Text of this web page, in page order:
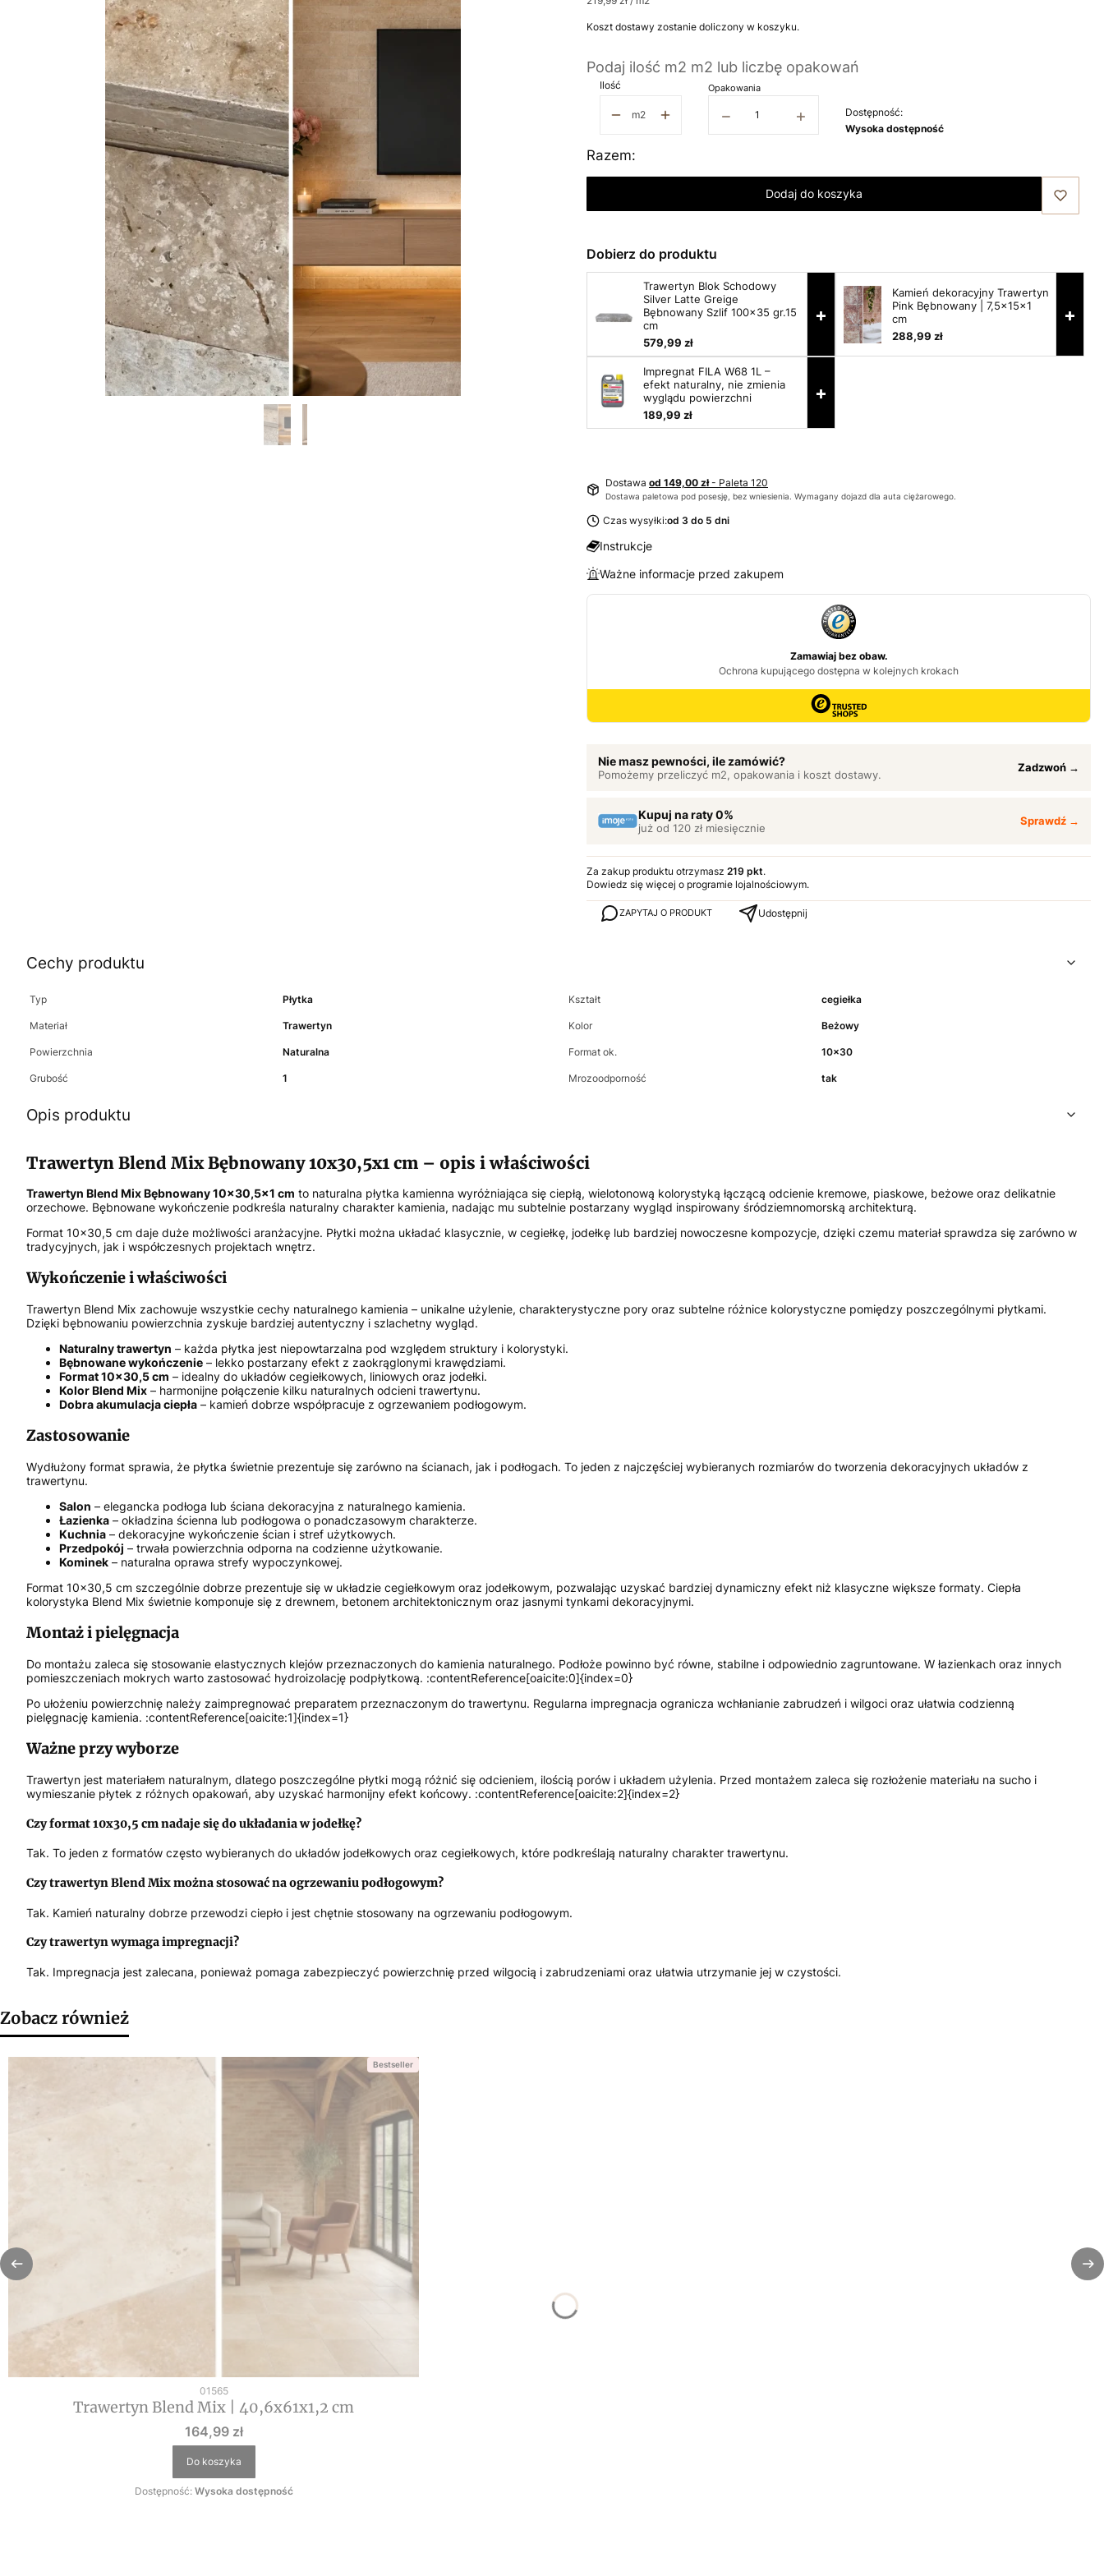
Koszt dostawy zostanie doliczony w koszyku.
Podaj ilość m2 m2 lub liczbę opakowań
Ilość
m2
Opakowania
− +
Dostępność:
Wysoka dostępność
Razem:
Dodaj do koszyka
Dobierz do produktu
Trawertyn Blok Schodowy
Silver Latte Greige
Bębnowany Szlif 100x35 gr.15
cm
579,99 zł
+
Kamień dekoracyjny Trawertyn
Pink Bębnowany | 7,5x15x1
cm
288,99 zł
+
Impregnat FILA W68 1L –
efekt naturalny, nie zmienia
wyglądu powierzchni
189,99 zł
+
Dostawa od 149,00 zł- Paleta 120
Dostawa paletowa pod posesję, bez wniesienia. Wymagany dojazd dla auta ciężarowego.
Czas wysyłki:od 3 do 5 dni
Instrukcje
Ważne informacje przed zakupem
Nie masz pewności, ile zamówić?
Pomożemy przeliczyć m2, opakowania i koszt dostawy.
Zadzwoń →
Kupuj na raty 0%
już od 120 zł miesięcznie
Sprawdź →
Za zakup produktu otrzymasz 219 pkt.
Dowiedz się więcej o programie lojalnościowym.
ZAPYTAJ O PRODUKT Udostępnij
Cechy produktu
Typ Płytka Kształt cegiełka
Materiał Trawertyn Kolor Beżowy
Powierzchnia Naturalna Format ok. 10x30
Grubość 1 Mrozoodporność tak
Opis produktu
Trawertyn Blend Mix Bębnowany 10x30,5x1 cm – opis i właściwości
Trawertyn Blend Mix Bębnowany 10x30,5x1 cm to naturalna płytka kamienna wyróżniająca się ciepłą, wielotonową kolorystyką łączącą odcienie kremowe, piaskowe, beżowe oraz delikatnie
orzechowe. Bębnowane wykończenie podkreśla naturalny charakter kamienia, nadając mu subtelnie postarzany wygląd inspirowany śródziemnomorską architekturą.
Format 10x30,5 cm daje duże możliwości aranżacyjne. Płytki można układać klasycznie, w cegiełkę, jodełkę lub bardziej nowoczesne kompozycje, dzięki czemu materiał sprawdza się zarówno w
tradycyjnych, jak i współczesnych projektach wnętrz.
Wykończenie i właściwości
Trawertyn Blend Mix zachowuje wszystkie cechy naturalnego kamienia – unikalne użylenie, charakterystyczne pory oraz subtelne różnice kolorystyczne pomiędzy poszczególnymi płytkami.
Dzięki bębnowaniu powierzchnia zyskuje bardziej autentyczny i szlachetny wygląd.
Naturalny trawertyn – każda płytka jest niepowtarzalna pod względem struktury i kolorystyki.
Bębnowane wykończenie – lekko postarzany efekt z zaokrąglonymi krawędziami.
Format 10x30,5 cm – idealny do układów cegiełkowych, liniowych oraz jodełki.
Kolor Blend Mix – harmonijne połączenie kilku naturalnych odcieni trawertynu.
Dobra akumulacja ciepła – kamień dobrze współpracuje z ogrzewaniem podłogowym.
Zastosowanie
Wydłużony format sprawia, że płytka świetnie prezentuje się zarówno na ścianach, jak i podłogach. To jeden z najczęściej wybieranych rozmiarów do tworzenia dekoracyjnych układów z
trawertynu.
Salon – elegancka podłoga lub ściana dekoracyjna z naturalnego kamienia.
Łazienka – okładzina ścienna lub podłogowa o ponadczasowym charakterze.
Kuchnia – dekoracyjne wykończenie ścian i stref użytkowych.
Przedpokój – trwała powierzchnia odporna na codzienne użytkowanie.
Kominek – naturalna oprawa strefy wypoczynkowej.
Format 10x30,5 cm szczególnie dobrze prezentuje się w układzie cegiełkowym oraz jodełkowym, pozwalając uzyskać bardziej dynamiczny efekt niż klasyczne większe formaty. Ciepła
kolorystyka Blend Mix świetnie komponuje się z drewnem, betonem architektonicznym oraz jasnymi tynkami dekoracyjnymi.
Montaż i pielęgnacja
Do montażu zaleca się stosowanie elastycznych klejów przeznaczonych do kamienia naturalnego. Podłoże powinno być równe, stabilne i odpowiednio zagruntowane. W łazienkach oraz innych
pomieszczeniach mokrych warto zastosować hydroizolację podpłytkową. :contentReference[oaicite:0]{index=0}
Po ułożeniu powierzchnię należy zaimpregnować preparatem przeznaczonym do trawertynu. Regularna impregnacja ogranicza wchłanianie zabrudzeń i wilgoci oraz ułatwia codzienną
pielęgnację kamienia. :contentReference[oaicite:1]{index=1}
Ważne przy wyborze
Trawertyn jest materiałem naturalnym, dlatego poszczególne płytki mogą różnić się odcieniem, ilością porów i układem użylenia. Przed montażem zaleca się rozłożenie materiału na sucho i
wymieszanie płytek z różnych opakowań, aby uzyskać harmonijny efekt końcowy. :contentReference[oaicite:2]{index=2}
Czy format 10x30,5 cm nadaje się do układania w jodełkę?
Tak. To jeden z formatów często wybieranych do układów jodełkowych oraz cegiełkowych, które podkreślają naturalny charakter trawertynu.
Czy trawertyn Blend Mix można stosować na ogrzewaniu podłogowym?
Tak. Kamień naturalny dobrze przewodzi ciepło i jest chętnie stosowany na ogrzewaniu podłogowym.
Czy trawertyn wymaga impregnacji?
Tak. Impregnacja jest zalecana, ponieważ pomaga zabezpieczyć powierzchnię przed wilgocią i zabrudzeniami oraz ułatwia utrzymanie jej w czystości.
Zobacz również
Bestseller
Kod produktu
01565
Trawertyn Blend Mix | 40,6x61x1,2 cm
Cena
164,99 zł
Do koszyka
Dostępność: Wysoka dostępność